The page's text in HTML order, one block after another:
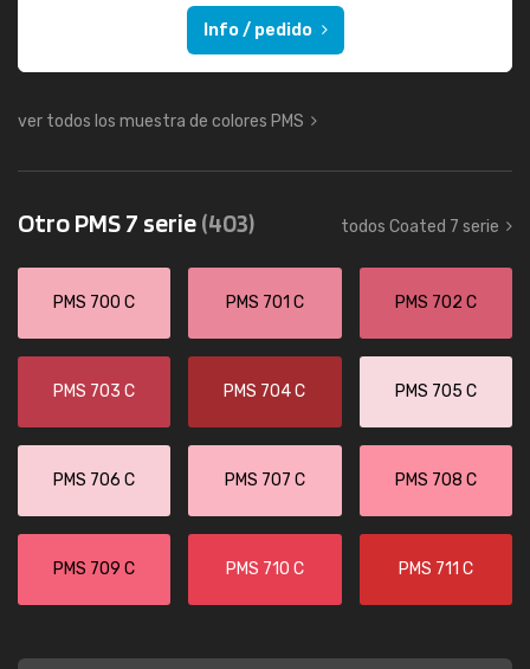
Info / pedido
ver todos los muestra de colores PMS
Otro PMS 7 serie(403) todos Coated 7 serie
PMS 700 C PMS 701 C PMS 702 C
PMS 703 C PMS 704 C PMS 705 C
PMS 706 C PMS 707 C PMS 708 C
PMS 709 C PMS 710 C PMS 711 C